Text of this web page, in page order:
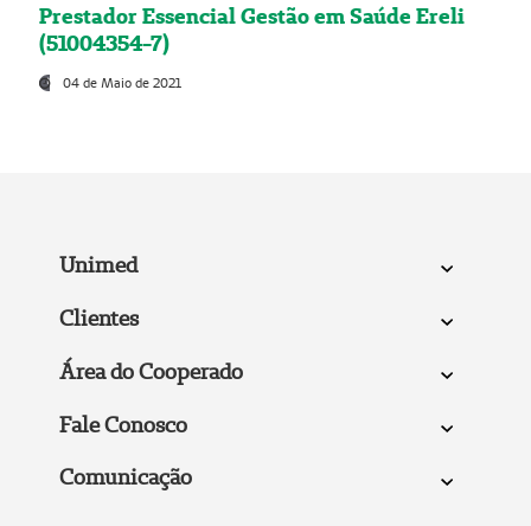
Prestador Essencial Gestão em Saúde Ereli
(51004354-7)
04 de Maio de 2021
Unimed
Clientes
Área do Cooperado
Fale Conosco
Comunicação